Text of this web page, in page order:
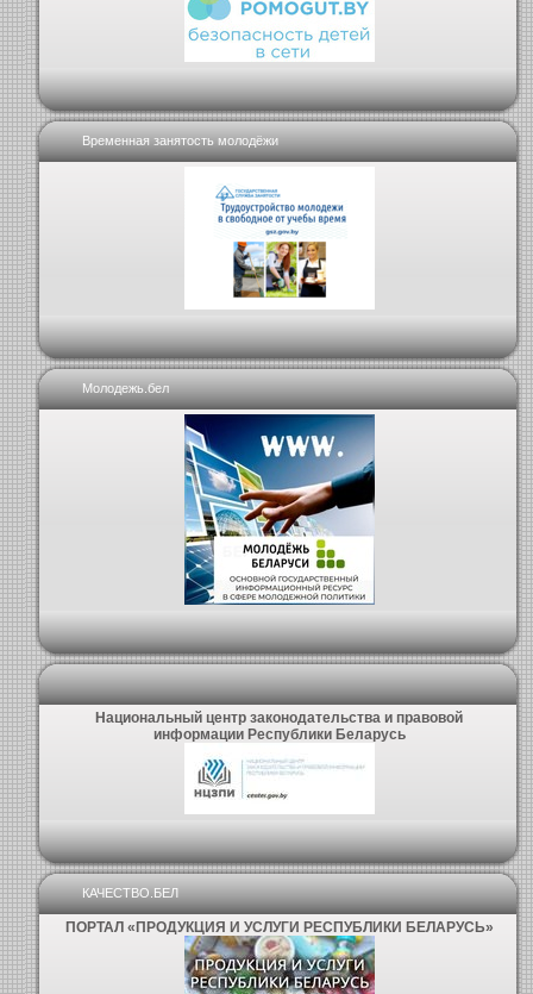
Временная занятость молодёжи
Молодежь.бел
Национальный центр законодательства и правовой
информации Республики Беларусь
КАЧЕСТВО.БЕЛ
ПОРТАЛ «ПРОДУКЦИЯ И УСЛУГИ РЕСПУБЛИКИ БЕЛАРУСЬ»